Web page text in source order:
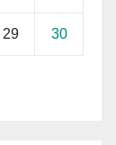
29 30